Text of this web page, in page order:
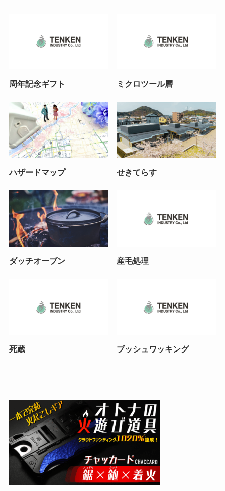
周年記念ギフト ミクロツール層
ハザードマップ せきてらす
ダッチオーブン 産毛処理
死蔵 ブッシュワッキング